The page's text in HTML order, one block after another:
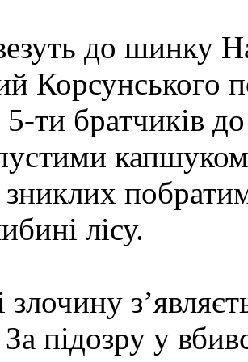
до шинку
Корсунського
5-ти братчиків
лісу.
злочину
підозру у